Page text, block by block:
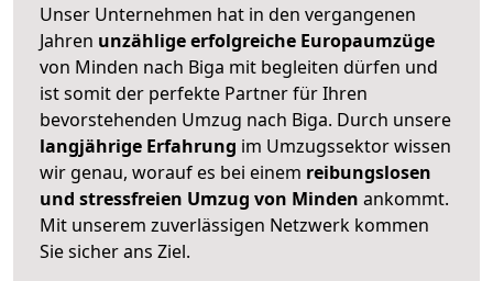
Unser Unternehmen hat in den vergangenen
Jahren unzählige erfolgreiche Europaumzüge
von Minden nach Biga mit begleiten dürfen und
ist somit der perfekte Partner für Ihren
bevorstehenden Umzug nach Biga. Durch unsere
langjährige Erfahrung im Umzugssektor wissen
wir genau, worauf es bei einem reibungslosen
und stressfreien Umzug von Minden ankommt.
Mit unserem zuverlässigen Netzwerk kommen
Sie sicher ans Ziel.